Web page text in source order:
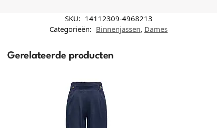
SKU: 14112309-4968213
Categorieën: Binnenjassen, Dames
Gerelateerde producten